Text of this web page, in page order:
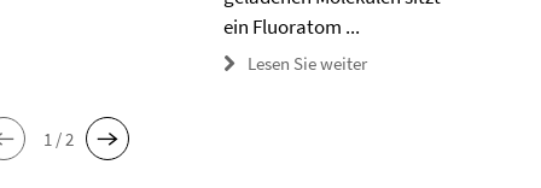
ein Fluoratom ...
Lesen Sie weiter
1 / 2